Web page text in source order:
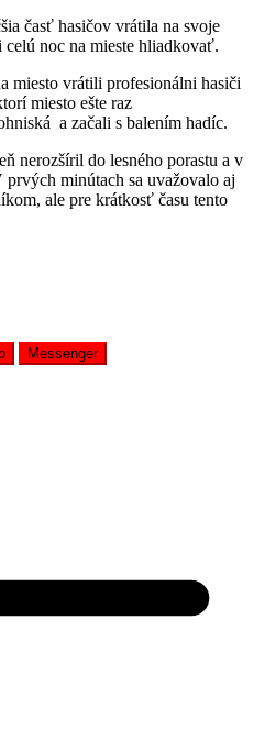
časť hasičov vrátila na svoje
noc na mieste hliadkovať.
miesto vrátili profesionálni hasiči
miesto ešte raz
a začali s balením hadíc.
nerozšíril do lesného porastu a v
minútach sa uvažovalo aj
ale pre krátkosť času tento
Messenger